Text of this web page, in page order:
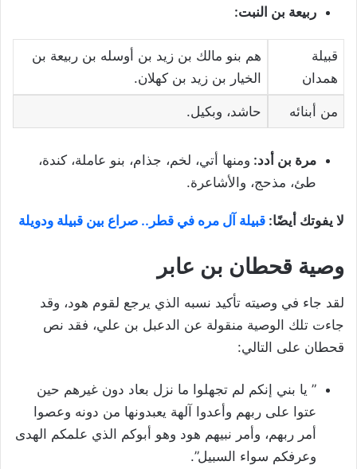
ربيعة بن النبت:
قبيلة
همدان
هم بنو مالك بن زيد بن أوسله بن ربيعة بن
الخيار بن زيد بن كهلان.
من أبنائه حاشد، وبكيل.
مرة بن أدد: ومنها أتي، لخم، جذام، بنو عاملة، كندة،
طئ، مذحج، والأشاعرة.
لا يفوتك أيضًا: قبيلة آل مره في قطر.. صراع بين قبيلة ودويلة
وصية قحطان بن عابر
لقد جاء في وصيته تأكيد نسبه الذي يرجع لقوم هود، وقد
جاءت تلك الوصية منقولة عن الدعبل بن علي، فقد نص
قحطان على التالي:
” يا بني إنكم لم تجهلوا ما نزل بعاد دون غيرهم حين
عتوا على ربهم وأعدوا آلهة يعبدونها من دونه وعصوا
أمر ربهم، وأمر نبيهم هود وهو أبوكم الذي علمكم الهدى
وعرفكم سواء السبيل”.